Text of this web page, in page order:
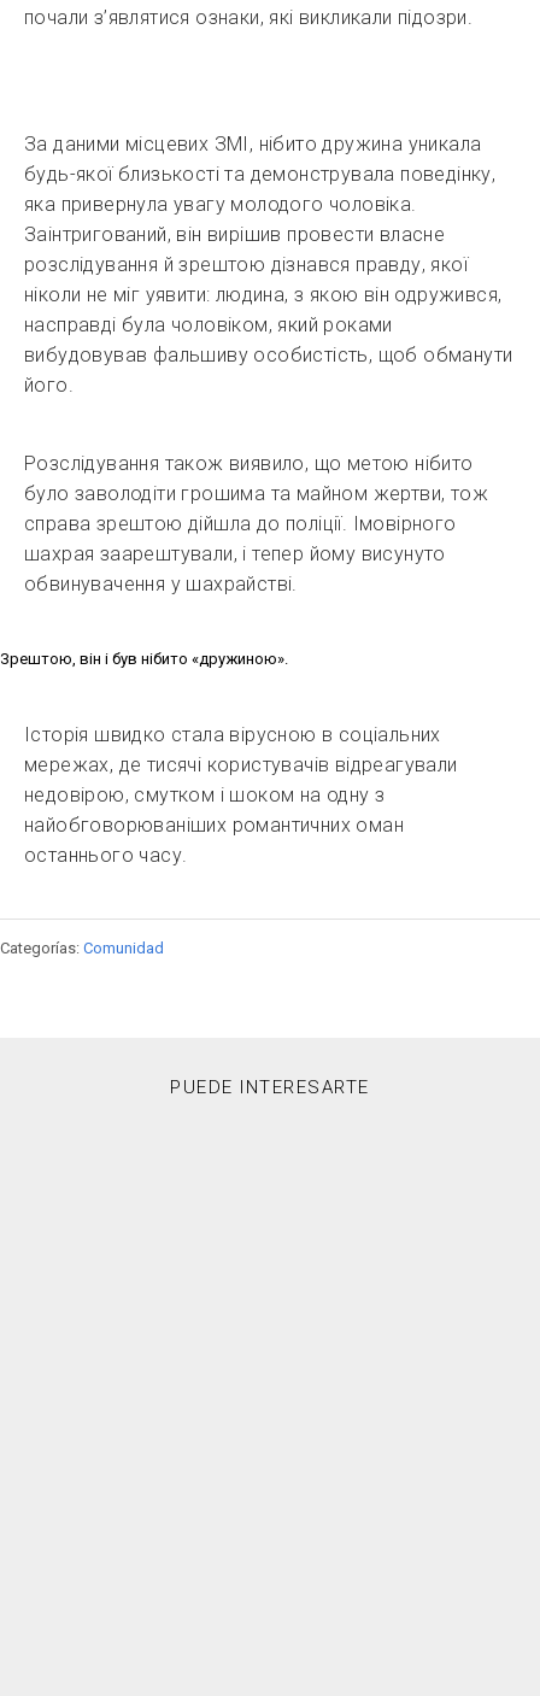
почали з’являтися ознаки, які викликали підозри.
За даними місцевих ЗМІ, нібито дружина уникала
будь-якої близькості та демонструвала поведінку,
яка привернула увагу молодого чоловіка.
Заінтригований, він вирішив провести власне
розслідування й зрештою дізнався правду, якої
ніколи не міг уявити: людина, з якою він одружився,
насправді була чоловіком, який роками
вибудовував фальшиву особистість, щоб обманути
його.
Розслідування також виявило, що метою нібито
було заволодіти грошима та майном жертви, тож
справа зрештою дійшла до поліції. Імовірного
шахрая заарештували, і тепер йому висунуто
обвинувачення у шахрайстві.
Зрештою, він і був нібито «дружиною».
Історія швидко стала вірусною в соціальних
мережах, де тисячі користувачів відреагували
недовірою, смутком і шоком на одну з
найобговорюваніших романтичних оман
останнього часу.
Categorías: Comunidad
PUEDE INTERESARTE